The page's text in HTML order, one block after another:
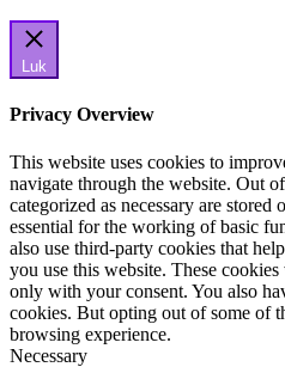
Luk
Privacy Overview
This website uses cookies to
navigate through the website. Out
categorized as necessary are stored
essential for the working of basic
also use third-party cookies that
you use this website. These
only with your consent. You also
cookies. But opting out of some of
browsing experience.
Necessary